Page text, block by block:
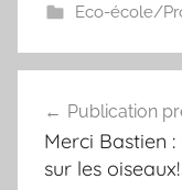
Eco-école/
de
l’article
Publication
Merci Bastien
sur les oiseaux!